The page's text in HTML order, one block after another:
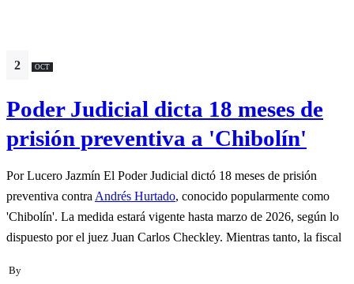
2 OCT
Poder Judicial dicta 18 meses de
prisión preventiva a 'Chibolín'
Por Lucero Jazmín El Poder Judicial dictó 18 meses de prisión
preventiva contra Andrés Hurtado, conocido popularmente como
'Chibolín'. La medida estará vigente hasta marzo de 2026, según lo
dispuesto por el juez Juan Carlos Checkley. Mientras tanto, la fiscal
By